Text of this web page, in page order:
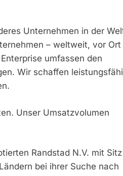
Unternehmen in der
– weltweit, vor Ort
umfassen den
Wir schaffen
Unser Umsatzvolumen
Randstad N.V. mit
bei ihrer Suche nach